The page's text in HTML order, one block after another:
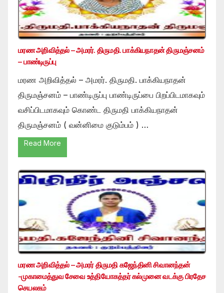
மரண அறிவித்தல் – அமரர். திருமதி. பாக்கியநாதன் திருமஞ்சனம்
– பாண்டிருப்பு
மரண அறிவித்தல் – அமரர். திருமதி. பாக்கியநாதன்
திருமஞ்சனம் – பாண்டிருப்பு பாண்டிருப்பை பிறப்பிடமாகவும்
வசிப்பிடமாகவும் கொண்ட திருமதி பாக்கியநாதன்
திருமஞ்சனம் ( வன்னிமை குடும்பம் ) …
Read More
மரண அறிவித்தல் – அமரர் திருமதி கஜேந்தினி சிவானந்தன்
-முகாமைத்துவ சேவை உத்தியோகத்தர் கல்முனை வடக்கு பிரதேச
செயலகம்